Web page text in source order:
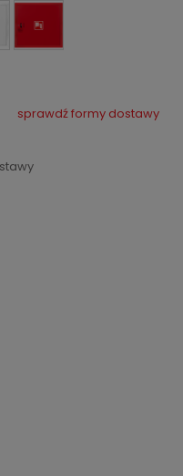
kosztów płatności
sprawdź formy dostawy